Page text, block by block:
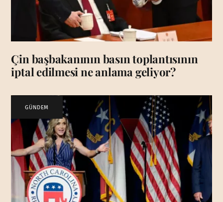
Çin başbakanının basın toplantısının
iptal edilmesi ne anlama geliyor?
GÜNDEM